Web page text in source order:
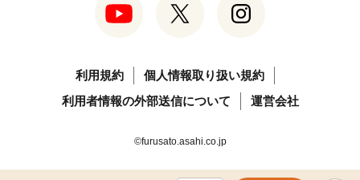
利用規約
個人情報取り扱い規約
利用者情報の外部送信について
運営会社
©furusato.asahi.co.jp